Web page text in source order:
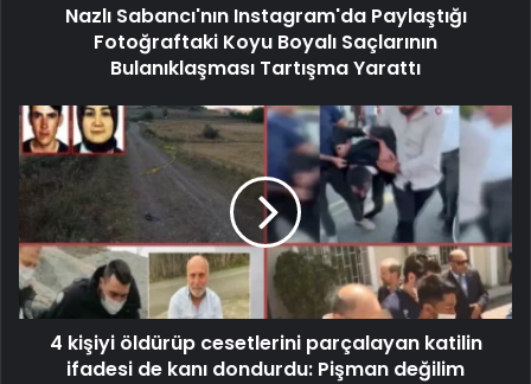
Nazlı Sabancı'nın Instagram'da Paylaştığı
Fotoğraftaki Koyu Boyalı Saçlarının
Bulanıklaşması Tartışma Yarattı
4 kişiyi öldürüp cesetlerini parçalayan katilin
ifadesi de kanı dondurdu: Pişman değilim